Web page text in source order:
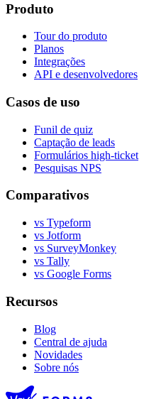
Produto
Tour do produto
Planos
Integrações
API e desenvolvedores
Casos de uso
Funil de quiz
Captação de leads
Formulários high-ticket
Pesquisas NPS
Comparativos
vs Typeform
vs Jotform
vs SurveyMonkey
vs Tally
vs Google Forms
Recursos
Blog
Central de ajuda
Novidades
Sobre nós